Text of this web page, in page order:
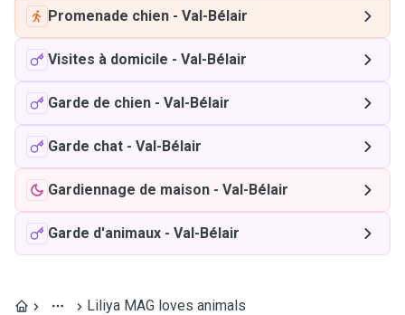
Promenade chien - Val-Bélair
Visites à domicile - Val-Bélair
Garde de chien - Val-Bélair
Garde chat - Val-Bélair
Gardiennage de maison - Val-Bélair
Garde d'animaux - Val-Bélair
Liliya MAG loves animals